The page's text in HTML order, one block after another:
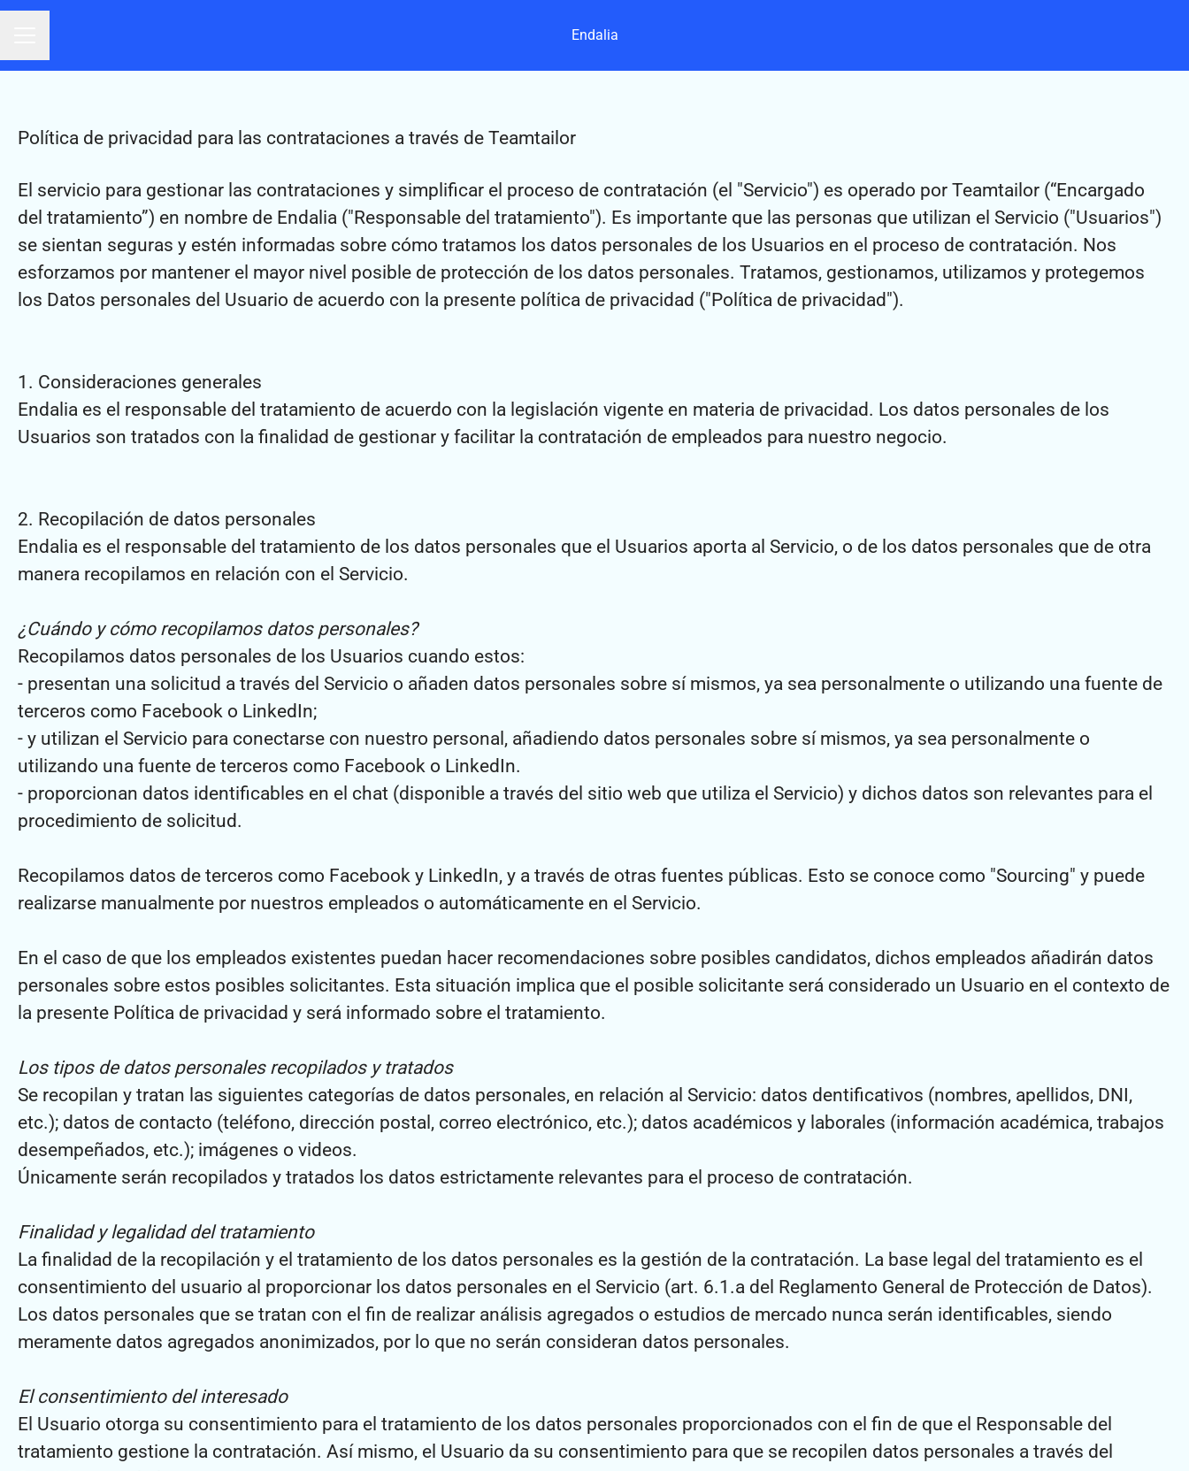
Endalia
Política de privacidad para las contrataciones a través de Teamtailor
El servicio para gestionar las contrataciones y simplificar el proceso de contratación (el "Servicio") es operado por Teamtailor (“Encargado
del tratamiento”) en nombre de Endalia ("Responsable del tratamiento"). Es importante que las personas que utilizan el Servicio ("Usuarios")
se sientan seguras y estén informadas sobre cómo tratamos los datos personales de los Usuarios en el proceso de contratación. Nos
esforzamos por mantener el mayor nivel posible de protección de los datos personales. Tratamos, gestionamos, utilizamos y protegemos
los Datos personales del Usuario de acuerdo con la presente política de privacidad ("Política de privacidad").
1. Consideraciones generales
Endalia es el responsable del tratamiento de acuerdo con la legislación vigente en materia de privacidad. Los datos personales de los
Usuarios son tratados con la finalidad de gestionar y facilitar la contratación de empleados para nuestro negocio.
2. Recopilación de datos personales
Endalia es el responsable del tratamiento de los datos personales que el Usuarios aporta al Servicio, o de los datos personales que de otra
manera recopilamos en relación con el Servicio.
¿Cuándo y cómo recopilamos datos personales?
Recopilamos datos personales de los Usuarios cuando estos:
- presentan una solicitud a través del Servicio o añaden datos personales sobre sí mismos, ya sea personalmente o utilizando una fuente de
terceros como Facebook o LinkedIn;
- y utilizan el Servicio para conectarse con nuestro personal, añadiendo datos personales sobre sí mismos, ya sea personalmente o
utilizando una fuente de terceros como Facebook o LinkedIn.
- proporcionan datos identificables en el chat (disponible a través del sitio web que utiliza el Servicio) y dichos datos son relevantes para el
procedimiento de solicitud.
Recopilamos datos de terceros como Facebook y LinkedIn, y a través de otras fuentes públicas. Esto se conoce como "Sourcing" y puede
realizarse manualmente por nuestros empleados o automáticamente en el Servicio.
En el caso de que los empleados existentes puedan hacer recomendaciones sobre posibles candidatos, dichos empleados añadirán datos
personales sobre estos posibles solicitantes. Esta situación implica que el posible solicitante será considerado un Usuario en el contexto de
la presente Política de privacidad y será informado sobre el tratamiento.
Los tipos de datos personales recopilados y tratados
Se recopilan y tratan las siguientes categorías de datos personales, en relación al Servicio: datos dentificativos (nombres, apellidos, DNI,
etc.); datos de contacto (teléfono, dirección postal, correo electrónico, etc.); datos académicos y laborales (información académica, trabajos
desempeñados, etc.); imágenes o videos.
Únicamente serán recopilados y tratados los datos estrictamente relevantes para el proceso de contratación.
Finalidad y legalidad del tratamiento
La finalidad de la recopilación y el tratamiento de los datos personales es la gestión de la contratación. La base legal del tratamiento es el
consentimiento del usuario al proporcionar los datos personales en el Servicio (art. 6.1.a del Reglamento General de Protección de Datos).
Los datos personales que se tratan con el fin de realizar análisis agregados o estudios de mercado nunca serán identificables, siendo
meramente datos agregados anonimizados, por lo que no serán consideran datos personales.
El consentimiento del interesado
El Usuario otorga su consentimiento para el tratamiento de los datos personales proporcionados con el fin de que el Responsable del
tratamiento gestione la contratación. Así mismo, el Usuario da su consentimiento para que se recopilen datos personales a través del